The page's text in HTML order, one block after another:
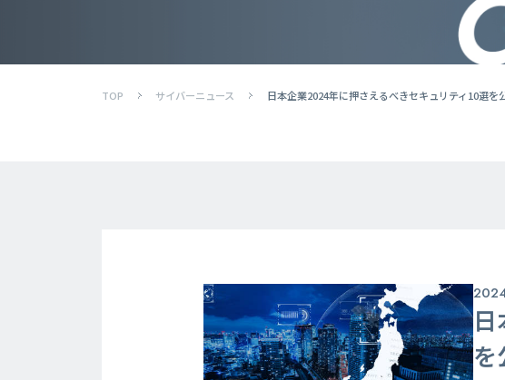
TOP サイバーニュース 日本企業2024年に押さえるべきセキュリティ10選を
日
を